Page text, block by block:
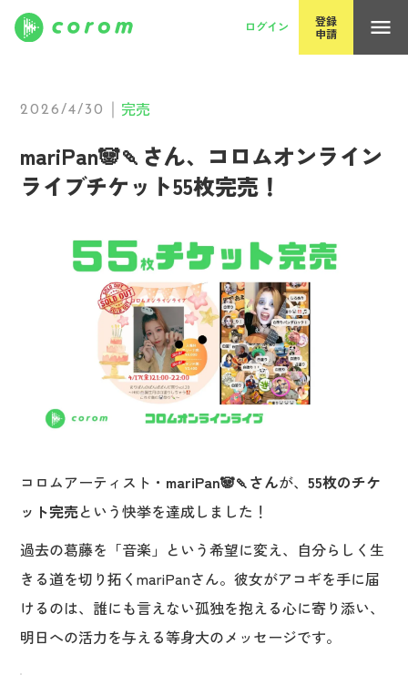
ログイン
登録
申請
menu
2026/4/30 完売
mariPan🐼🍡さん、コロムオンライン
ライブチケット55枚完売！
コロムアーティスト・ mariPan🐼🍡さんが、55枚のチケ
ット完売という快挙を達成しました！
過去の葛藤を「音楽」という希望に変え、自分らしく生
きる道を切り拓くmariPanさん。彼女がアコギを手に届
けるのは、誰にも言えない孤独を抱える心に寄り添い、
明日への活力を与える等身大のメッセージです。